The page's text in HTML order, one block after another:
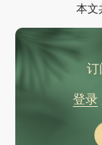
本文
订
登录